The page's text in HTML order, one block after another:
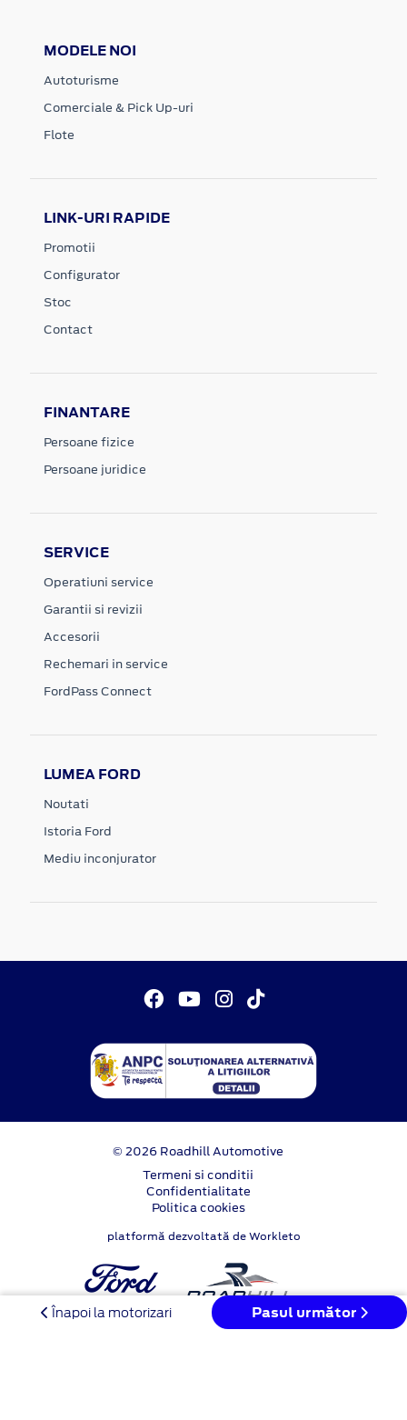
Înapoi la motorizari Pasul următor
MODELE NOI
Autoturisme
Comerciale & Pick Up-uri
Flote
LINK-URI RAPIDE
Promotii
Configurator
Stoc
Contact
FINANTARE
Persoane fizice
Persoane juridice
SERVICE
Operatiuni service
Garantii si revizii
Accesorii
Rechemari in service
FordPass Connect
LUMEA FORD
Noutati
Istoria Ford
Mediu inconjurator
© 2026 Roadhill Automotive
Termeni si conditii
Confidentialitate
Politica cookies
platformă dezvoltată de Workleto